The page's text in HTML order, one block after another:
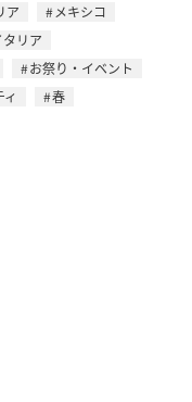
ア
メキシコ
タリア
お祭り・イベント
ィ
春